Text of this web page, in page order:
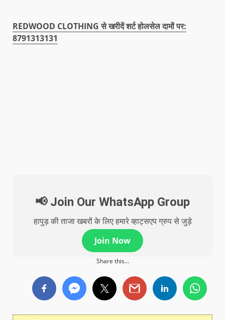
REDWOOD CLOTHING से खरीदें शर्ट होलसेल दामों पर:
8791313131
📢 Join Our WhatsApp Group
हापुड़ की ताजा खबरों के लिए हमारे व्हाट्सएप ग्रुप से जुड़े
Join Now
Share this...